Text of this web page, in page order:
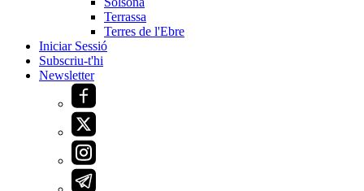
Terrassa
Terres de l'Ebre
Iniciar Sessió
Subscriu-t'hi
Newsletter